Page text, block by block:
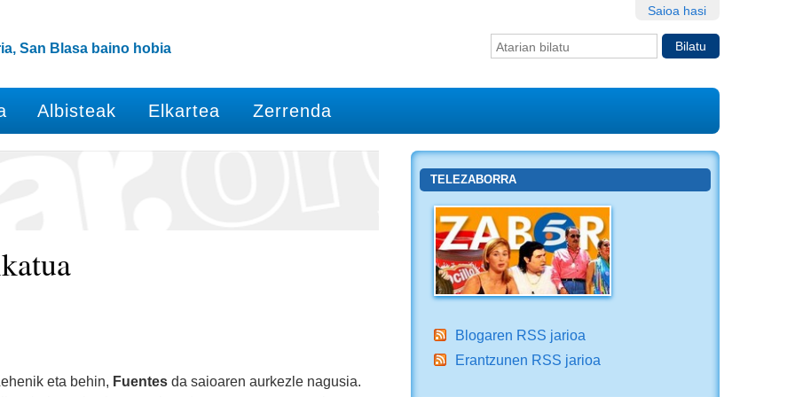
Saioa hasi
Bilatu atarian
San Blasa baino hobia
Albisteak Elkartea Zerrenda
eta behin, Fuentes da saioaren aurkezle nagusia.
TELEZABORRA
Blogaren RSS jarioa
Erantzunen RSS jarioa